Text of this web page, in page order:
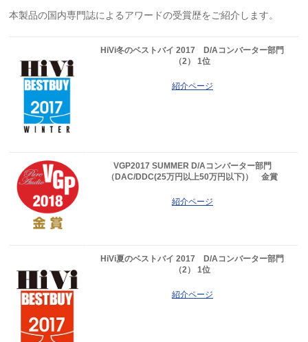
本製品の国内専門誌によるアワードの受賞歴をご紹介します。
HiVi冬のベストバイ 2017 D/Aコンバーター部門
（2） 1位
紹介ページ
VGP2017 SUMMER D/Aコンバーター部門
（DAC/DDC(25万円以上50万円以下)） 金賞
紹介ページ
HiVi夏のベストバイ 2017 D/Aコンバーター部門
（2） 1位
紹介ページ